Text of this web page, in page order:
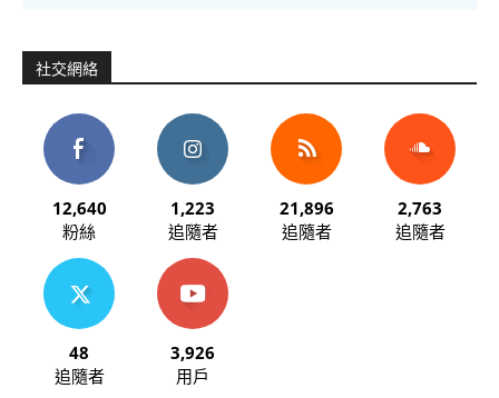
社交網絡
12,640
粉絲
1,223
追隨者
21,896
追隨者
2,763
追隨者
48
追隨者
3,926
用戶